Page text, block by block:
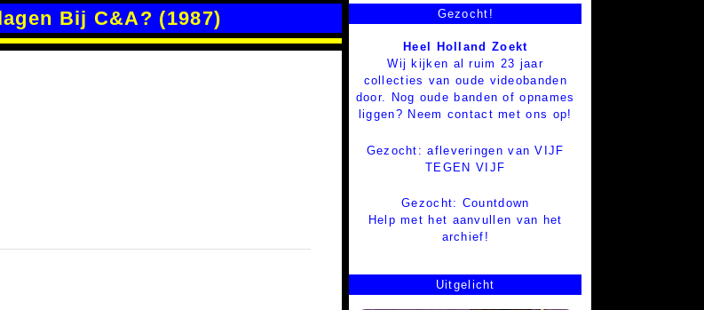
Bij C&A? (1987) Gezocht!
Heel Holland Zoekt
Wij kijken al ruim 23 jaar
collecties van oude videobanden
door. Nog oude banden of opnames
liggen? Neem contact met ons op!
Gezocht: afleveringen van VIJF
TEGEN VIJF
Gezocht: Countdown
Help met het aanvullen van het
archief!
Uitgelicht